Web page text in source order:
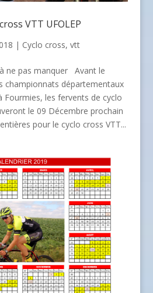
VTT UFOLEP
| Cyclo cross, vtt
ne pas manquer Avant le
championnats départementaux
les fervents de cyclo
le 09 Décembre prochain
pour le cyclo cross VTT...